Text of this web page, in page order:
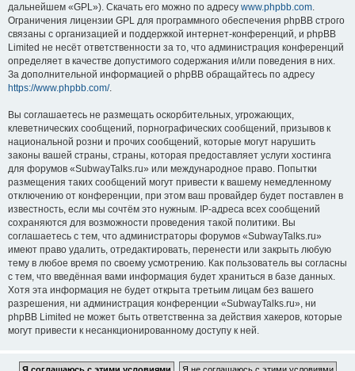
дальнейшем «GPL»). Скачать его можно по адресу www.phpbb.com.
Ограничения лицензии GPL для программного обеспечения phpBB строго
связаны с организацией и поддержкой интернет-конференций, и phpBB
Limited не несёт ответственности за то, что администрация конференций
определяет в качестве допустимого содержания и/или поведения в них.
За дополнительной информацией о phpBB обращайтесь по адресу
https://www.phpbb.com/.
Вы соглашаетесь не размещать оскорбительных, угрожающих,
клеветнических сообщений, порнографических сообщений, призывов к
национальной розни и прочих сообщений, которые могут нарушить
законы вашей страны, страны, которая предоставляет услуги хостинга
для форумов «SubwayTalks.ru» или международное право. Попытки
размещения таких сообщений могут привести к вашему немедленному
отключению от конференции, при этом ваш провайдер будет поставлен в
известность, если мы сочтём это нужным. IP-адреса всех сообщений
сохраняются для возможности проведения такой политики. Вы
соглашаетесь с тем, что администраторы форумов «SubwayTalks.ru»
имеют право удалить, отредактировать, перенести или закрыть любую
тему в любое время по своему усмотрению. Как пользователь вы согласны
с тем, что введённая вами информация будет храниться в базе данных.
Хотя эта информация не будет открыта третьим лицам без вашего
разрешения, ни администрация конференции «SubwayTalks.ru», ни
phpBB Limited не может быть ответственна за действия хакеров, которые
могут привести к несанкционированному доступу к ней.